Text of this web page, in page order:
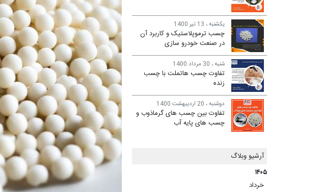
یکشنبه ، 13 تیر 1400
چسب ترموپلاستیک و کاربرد آن
در صنعت خودرو سازی
شنبه ، 30 مرداد 1400
تفاوت چسب هاتملت با چسب
زنده
دوشنبه ، 20 اردیبهشت 1400
تفاوت بین چسب های گرماذوب و
چسب های پایه آب
آرشیو وبلاگ
۱۴۰۵
خرداد